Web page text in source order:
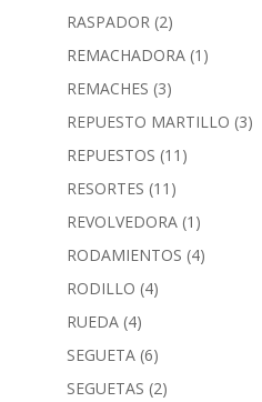
RASPADOR (2)
REMACHADORA (1)
REMACHES (3)
REPUESTO MARTILLO (3)
REPUESTOS (11)
RESORTES (11)
REVOLVEDORA (1)
RODAMIENTOS (4)
RODILLO (4)
RUEDA (4)
SEGUETA (6)
SEGUETAS (2)